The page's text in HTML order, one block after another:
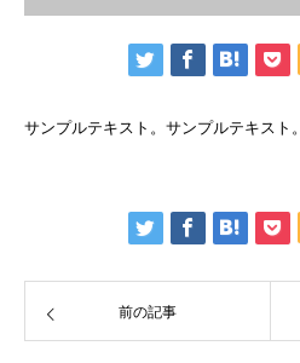
サンプルテキスト。サンプルテキスト。
前の記事